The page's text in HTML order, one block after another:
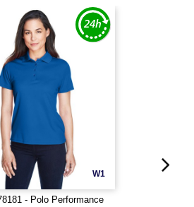
W1
- Polo Performance